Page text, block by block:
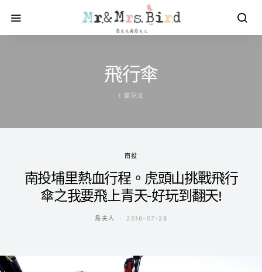
飛行傘
1 篇貼文
南投
南投埔里熱血行程。虎頭山挑戰飛行
傘之我要飛上青天-好玩到翻天!
鳥夫人 2016-07-28